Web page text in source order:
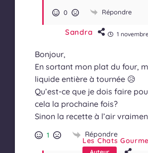
0 Répondre
Sandra 1
Bonjour,
En sortant mon plat du four,
liquide entière à tournée 😥
Qu’est-ce que je dois faire
cela la prochaine fois?
Sinon la recette à l’air
1 Répondre
Les Chats